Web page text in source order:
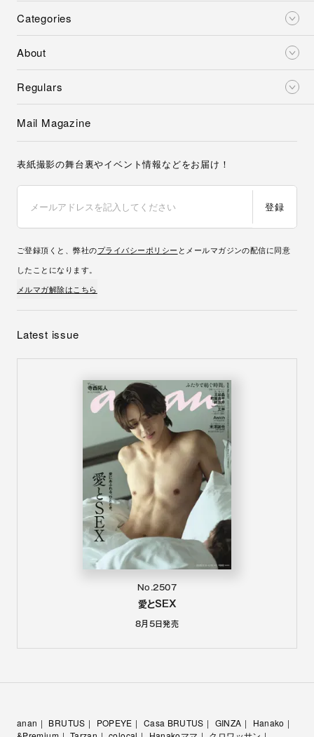
Categories
About
Regulars
Mail Magazine
表紙撮影の舞台裏やイベント情報などをお届け！
登録
ご登録頂くと、弊社のプライバシーポリシー とメールマガジンの配信に同意
したことになります。
メルマガ解除はこちら
Latest issue
No.2507
愛とSEX
8月5日発売
anan BRUTUS POPEYE Casa BRUTUS GINZA
Hanako